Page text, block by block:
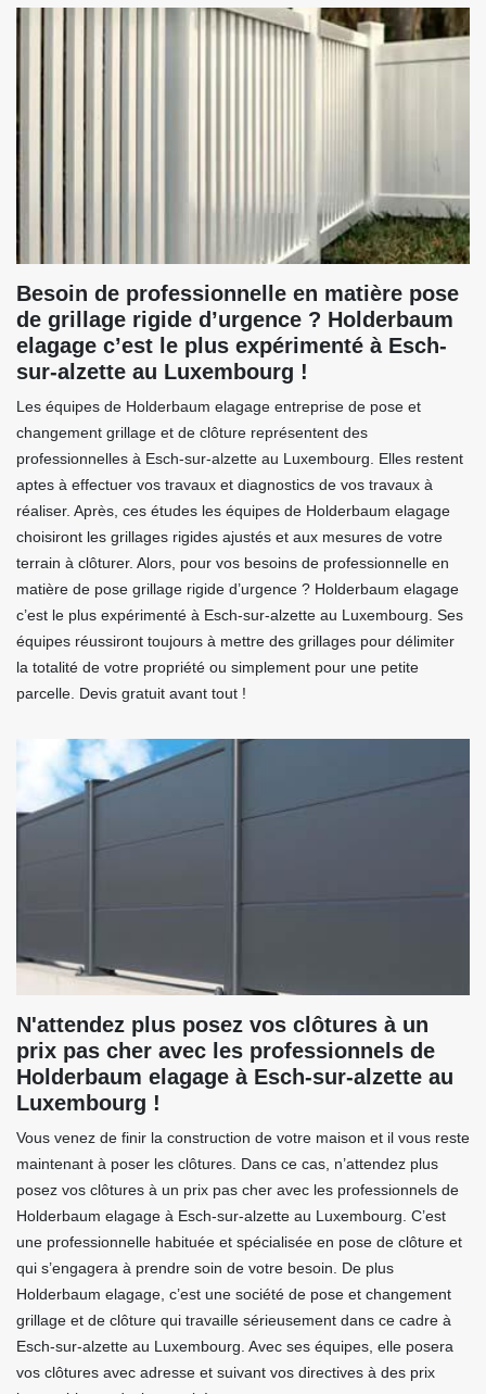
Besoin de professionnelle en matière pose
de grillage rigide d’urgence ? Holderbaum
elagage c’est le plus expérimenté à Esch-
sur-alzette au Luxembourg !
Les équipes de Holderbaum elagage entreprise de pose et
changement grillage et de clôture représentent des
professionnelles à Esch-sur-alzette au Luxembourg. Elles restent
aptes à effectuer vos travaux et diagnostics de vos travaux à
réaliser. Après, ces études les équipes de Holderbaum elagage
choisiront les grillages rigides ajustés et aux mesures de votre
terrain à clôturer. Alors, pour vos besoins de professionnelle en
matière de pose grillage rigide d’urgence ? Holderbaum elagage
c’est le plus expérimenté à Esch-sur-alzette au Luxembourg. Ses
équipes réussiront toujours à mettre des grillages pour délimiter
la totalité de votre propriété ou simplement pour une petite
parcelle. Devis gratuit avant tout !
N'attendez plus posez vos clôtures à un
prix pas cher avec les professionnels de
Holderbaum elagage à Esch-sur-alzette au
Luxembourg !
Vous venez de finir la construction de votre maison et il vous reste
maintenant à poser les clôtures. Dans ce cas, n’attendez plus
posez vos clôtures à un prix pas cher avec les professionnels de
Holderbaum elagage à Esch-sur-alzette au Luxembourg. C’est
une professionnelle habituée et spécialisée en pose de clôture et
qui s’engagera à prendre soin de votre besoin. De plus
Holderbaum elagage, c’est une société de pose et changement
grillage et de clôture qui travaille sérieusement dans ce cadre à
Esch-sur-alzette au Luxembourg. Avec ses équipes, elle posera
vos clôtures avec adresse et suivant vos directives à des prix